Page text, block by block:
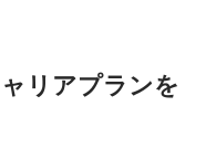
リアプランを